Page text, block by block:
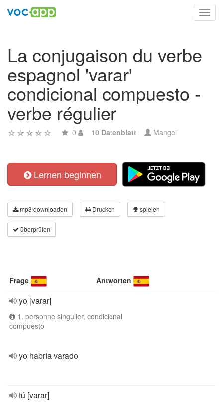
La conjugaison du verbe
espagnol 'varar'
condicional compuesto -
verbe régulier
0 10 Datenblatt Mangel
Lernen beginnen
mp3 downloaden Drucken spielen
überprüfen
Frage Antworten
yo [varar]
1. personne singulier, condicional
compuesto
yo habría varado
tú [varar]